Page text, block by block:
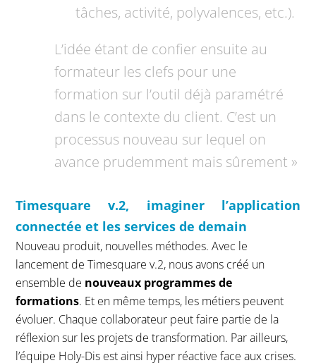
tâches, activité, polyvalences, etc.).
L’idée étant de confier ensuite au
formateur les clefs pour une
formation sur l’outil déjà paramétré
dans le contexte du client. C’est un
processus nouveau sur lequel on
avance prudemment mais sûrement »
Timesquare v.2, imaginer l’application
connectée et les services de demain
Nouveau produit, nouvelles méthodes. Avec le
lancement de Timesquare v.2, nous avons créé un
ensemble de nouveaux programmes de
formations. Et en même temps, les métiers peuvent
évoluer. Chaque collaborateur peut faire partie de la
réflexion sur les projets de transformation. Par ailleurs,
l’équipe Holy-Dis est ainsi hyper réactive face aux crises.